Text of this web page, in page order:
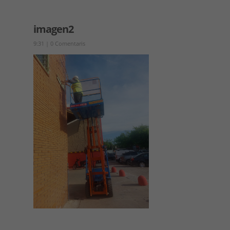
imagen2
9:31 0 Comentaris